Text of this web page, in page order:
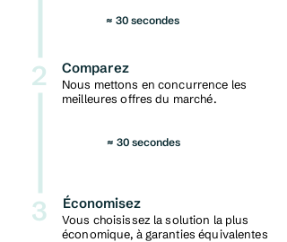
≈ 30 secondes
2 Comparez
Nous mettons en concurrence les
meilleures offres du marché.
≈ 30 secondes
3 Économisez
Vous choisissez la solution la plus
économique, à garanties équivalentes